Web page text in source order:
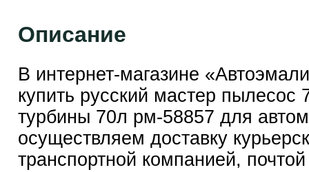
Описание
В интернет-магазине
купить русский мастер пылесос
турбины 70л рм-58857 для
осуществляем доставку
транспортной компанией,